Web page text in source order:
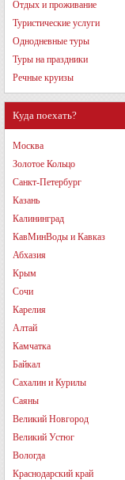
Отдых и проживание
Туристические услуги
Однодневные туры
Туры на праздники
Речные круизы
Куда поехать?
Москва
Золотое Кольцо
Санкт-Петербург
Казань
Калининград
КавМинВоды и Кавказ
Абхазия
Крым
Сочи
Карелия
Алтай
Камчатка
Байкал
Сахалин и Курилы
Саяны
Великий Новгород
Великий Устюг
Вологда
Краснодарский край